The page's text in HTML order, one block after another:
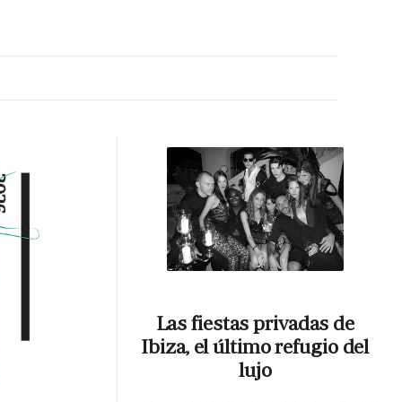
Las fiestas privadas de
Ibiza, el último refugio del
lujo